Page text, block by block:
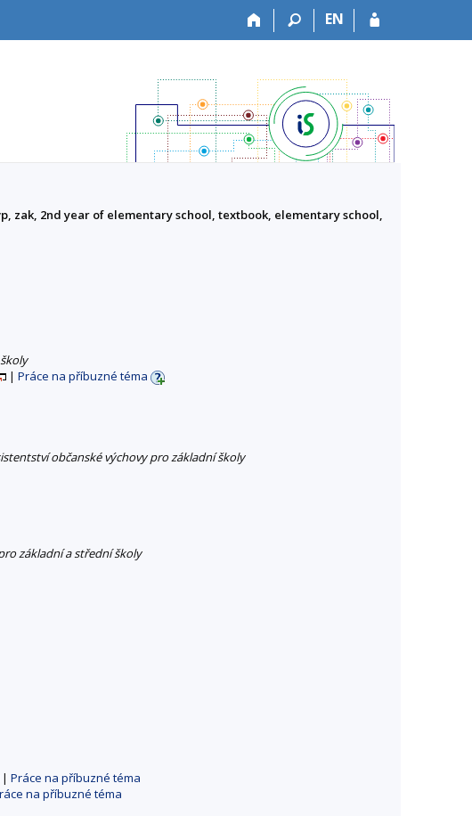
EN
zak, 2nd year of elementary school, textbook, elementary school,
| Práce na příbuzné téma
občanské výchovy pro základní školy
základní a střední školy
| Práce na příbuzné téma
na příbuzné téma